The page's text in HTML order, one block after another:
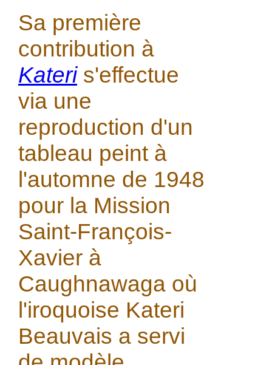
Sa première
contribution à
Kateris'effectue
via une
reproduction d'un
tableau peint à
l'automne de 1948
pour la Mission
Saint-François-
Xavier à
Caughnawaga où
l'iroquoise Kateri
Beauvais a servi